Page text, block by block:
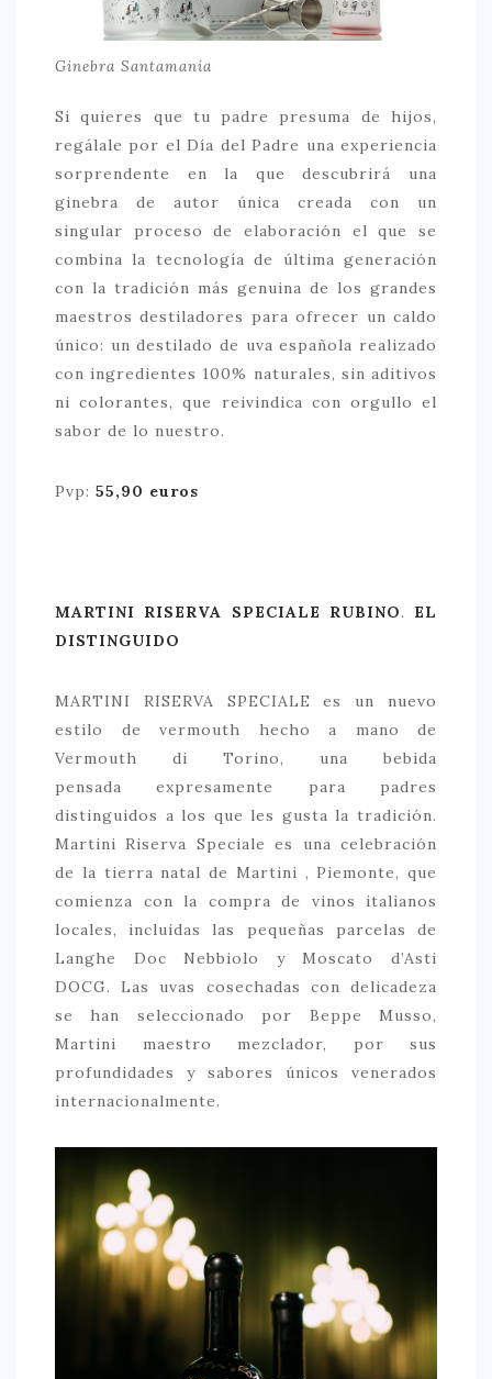
Ginebra Santamanía
Si quieres que tu padre presuma de hijos,
regálale por el Día del Padre una experiencia
sorprendente en la que descubrirá una
ginebra de autor única creada con un
singular proceso de elaboración el que se
combina la tecnología de última generación
con la tradición más genuina de los grandes
maestros destiladores para ofrecer un caldo
único: un destilado de uva española realizado
con ingredientes 100% naturales, sin aditivos
ni colorantes, que reivindica con orgullo el
sabor de lo nuestro.
Pvp: 55,90 euros
MARTINI RISERVA SPECIALE RUBINO. EL
DISTINGUIDO
MARTINI RISERVA SPECIALE es un nuevo
estilo de vermouth hecho a mano de
Vermouth di Torino, una bebida
pensada expresamente para padres
distinguidos a los que les gusta la tradición.
Martini Riserva Speciale es una celebración
de la tierra natal de Martini , Piemonte, que
comienza con la compra de vinos italianos
locales, incluidas las pequeñas parcelas de
Langhe Doc Nebbiolo y Moscato d’Asti
DOCG. Las uvas cosechadas con delicadeza
se han seleccionado por Beppe Musso,
Martini maestro mezclador, por sus
profundidades y sabores únicos venerados
internacionalmente.